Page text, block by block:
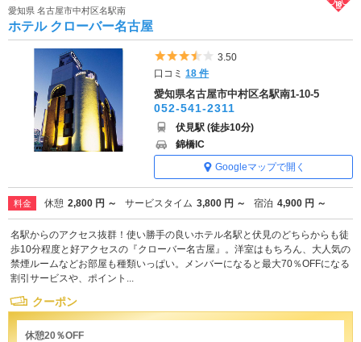
愛知県 名古屋市中村区名駅南
ホテル クローバー名古屋
5つ星のうち3.5
3.50
口コミ18 件
愛知県名古屋市中村区名駅南1-10-5
052-541-2311
伏見駅 (徒歩10分)
錦橋IC
Googleマップで開く
料金 休憩 2,800 円 ～ サービスタイム 3,800 円 ～ 宿泊 4,900 円 ～
名駅からのアクセス抜群！使い勝手の良いホテル名駅と伏見のどちらからも徒
歩10分程度と好アクセスの『クローバー名古屋』。洋室はもちろん、大人気の
禁煙ルームなどお部屋も種類いっぱい。メンバーになると最大70％OFFになる
割引サービスや、ポイント...
クーポン
休憩20％OFF